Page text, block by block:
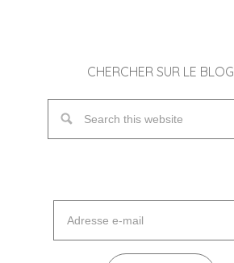
CHERCHER SUR LE BLOG
mail